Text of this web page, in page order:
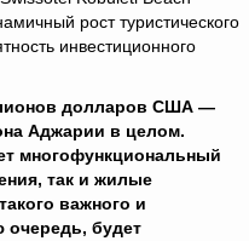
рост туристического
инвестиционного
долларов США —
Аджарии в целом.
многофункциональный
так и жилые
важного и
очередь, будет